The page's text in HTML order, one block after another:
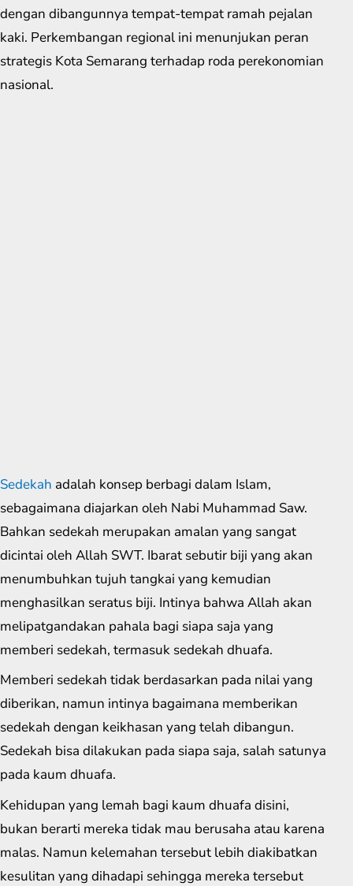
dengan dibangunnya tempat-tempat ramah pejalan
kaki. Perkembangan regional ini menunjukan peran
strategis Kota Semarang terhadap roda perekonomian
nasional.
Sedekah adalah konsep berbagi dalam Islam,
sebagaimana diajarkan oleh Nabi Muhammad Saw.
Bahkan sedekah merupakan amalan yang sangat
dicintai oleh Allah SWT. Ibarat sebutir biji yang akan
menumbuhkan tujuh tangkai yang kemudian
menghasilkan seratus biji. Intinya bahwa Allah akan
melipatgandakan pahala bagi siapa saja yang
memberi sedekah, termasuk sedekah dhuafa.
Memberi sedekah tidak berdasarkan pada nilai yang
diberikan, namun intinya bagaimana memberikan
sedekah dengan keikhasan yang telah dibangun.
Sedekah bisa dilakukan pada siapa saja, salah satunya
pada kaum dhuafa.
Kehidupan yang lemah bagi kaum dhuafa disini,
bukan berarti mereka tidak mau berusaha atau karena
malas. Namun kelemahan tersebut lebih diakibatkan
kesulitan yang dihadapi sehingga mereka tersebut